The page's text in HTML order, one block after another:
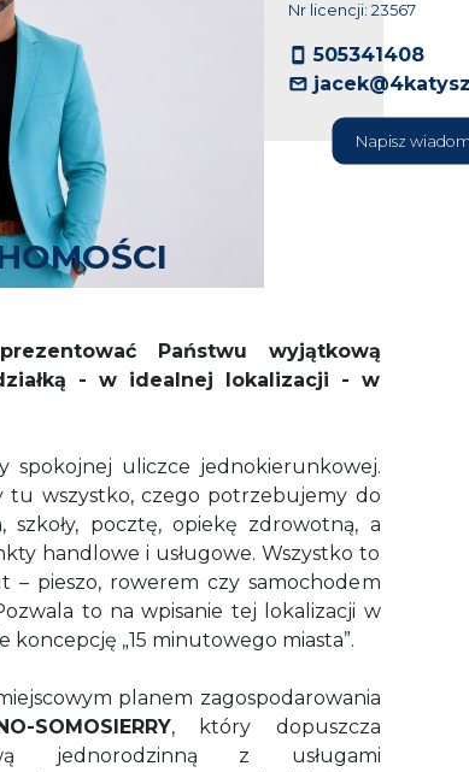
Nr licencji: 23567
505341408
Napisz
Państwu wyjątkową
- w idealnej lokalizacji - w
spokojnej uliczce jednokierunkowej.
tu wszystko, czego potrzebujemy do
szkoły, pocztę, opiekę zdrowotną, a
handlowe i usługowe. Wszystko to
– pieszo, rowerem czy samochodem
to na wpisanie tej lokalizacji w
koncepcję „15 minutowego miasta”.
planem zagospodarowania
SOMOSIERRY, który dopuszcza
jednorodzinną z usługami